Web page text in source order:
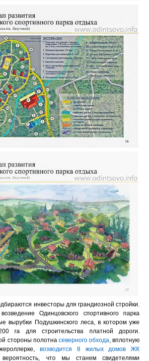
инвесторы для грандиозной стройки.
Одинцовского спортивного парка
вырубки Подушкинского леса, в котором уже
га для строительства платной дороги.
стороны полотна северного обхода, вплотную
возводится 8 жилых домов ЖК
что мы станем свидетелями